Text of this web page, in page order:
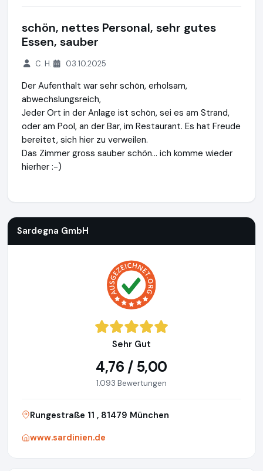
schön, nettes Personal, sehr gutes
Essen, sauber
C. H. 03.10.2025
Der Aufenthalt war sehr schön, erholsam,
abwechslungsreich,
Jeder Ort in der Anlage ist schön, sei es am Strand,
oder am Pool, an der Bar, im Restaurant. Es hat Freude
bereitet, sich hier zu verweilen.
Das Zimmer gross sauber schön... ich komme wieder
hierher :-)
Sardegna GmbH
Sehr Gut
4,76 / 5,00
1.093 Bewertungen
Rungestraße 11 , 81479 München
www.sardinien.de